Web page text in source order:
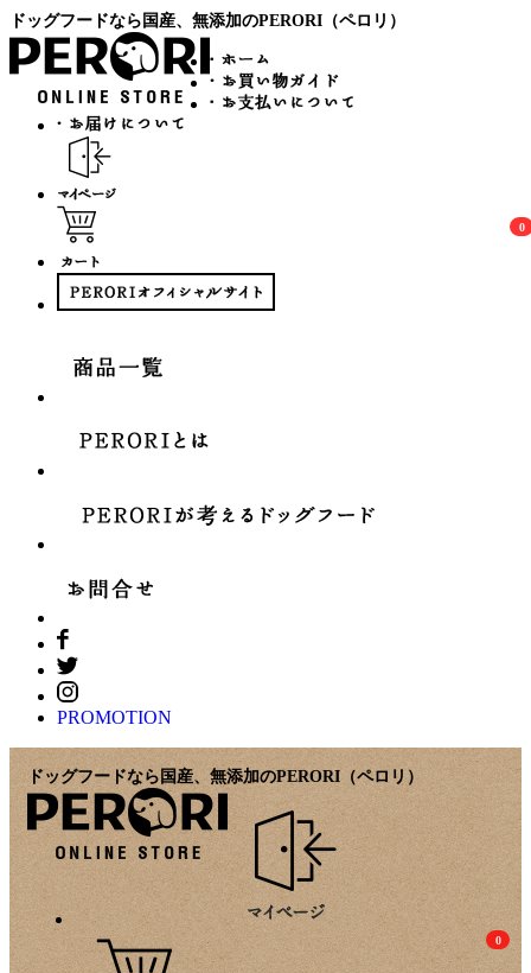
ドッグフードなら国産、無添加のPERORI（ペロリ）
0
PROMOTION
ドッグフードなら国産、無添加のPERORI（ペロリ）
0